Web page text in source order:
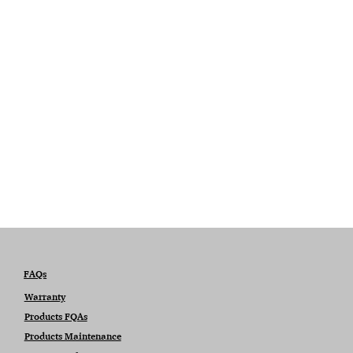
FAQs
Warranty
Products FQAs
Products Maintenance